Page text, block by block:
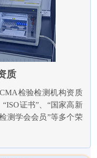
质
检验检测机构资质
证书”、“国家高新
测学会会员”等多个荣